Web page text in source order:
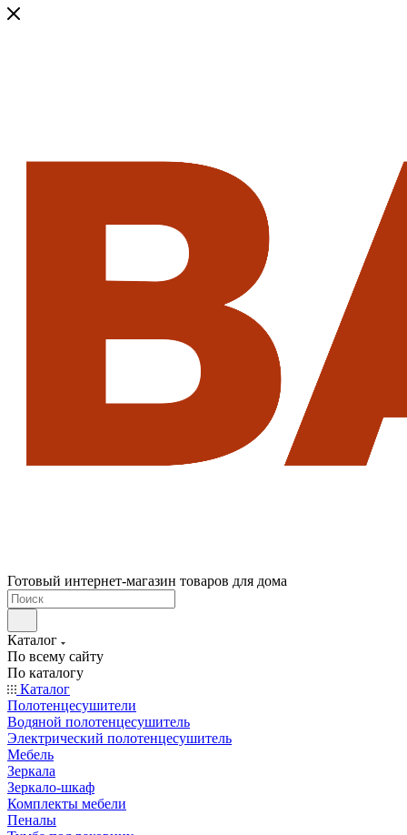
Готовый интернет-магазин товаров для дома
Каталог
По всему сайту
По каталогу
Каталог
Полотенцесушители
Водяной полотенцесушитель
Электрический полотенцесушитель
Мебель
Зеркала
Зеркало-шкаф
Комплекты мебели
Пеналы